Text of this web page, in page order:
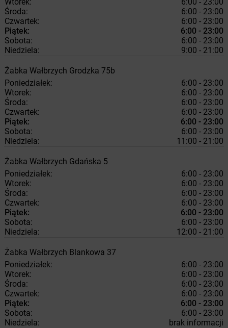
Środa:
6:00 - 23:00
Czwartek:
6:00 - 23:00
Piątek:
6:00 - 23:00
Sobota:
6:00 - 23:00
Niedziela:
9:00 - 21:00
Żabka Wałbrzych Grodzka 75b
Poniedziałek:
6:00 - 23:00
Wtorek:
6:00 - 23:00
Środa:
6:00 - 23:00
Czwartek:
6:00 - 23:00
Piątek:
6:00 - 23:00
Sobota:
6:00 - 23:00
Niedziela:
11:00 - 21:00
Żabka Wałbrzych Gdańska 5
Poniedziałek:
6:00 - 23:00
Wtorek:
6:00 - 23:00
Środa:
6:00 - 23:00
Czwartek:
6:00 - 23:00
Piątek:
6:00 - 23:00
Sobota:
6:00 - 23:00
Niedziela:
12:00 - 21:00
Żabka Wałbrzych Blankowa 37
Poniedziałek:
6:00 - 23:00
Wtorek:
6:00 - 23:00
Środa:
6:00 - 23:00
Czwartek:
6:00 - 23:00
Piątek:
6:00 - 23:00
Sobota:
6:00 - 23:00
Niedziela:
brak informacji